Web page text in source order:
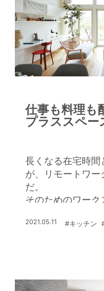
仕事も料理も
プラススペー
長くなる在宅時
が、リモートワー
だ。
そのためのワーク
する重要な要素に
2021.05.11 #キッチン